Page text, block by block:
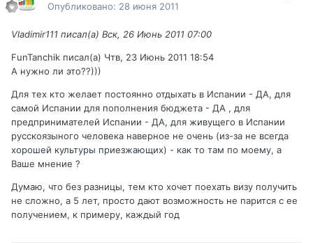
Опубликовано: 28 июня 2011
Vladimir111 писал(а) Вск, 26 Июнь 2011 07:00
FunTanchik писал(а) Чтв, 23 Июнь 2011 18:54
А нужно ли это??)))
Для тех кто желает постоянно отдыхать в Испании - ДА, для
самой Испании для пополнения бюджета - ДА , для
предпринимателей Испании - ДА, для живущего в Испании
русскоязыного человека наверное не очень (из-за не всегда
хорошей культуры приезжающих) - как то там по моему, а
Ваше мнение ?
Думаю, что без разницы, тем кто хочет поехать визу получить
не сложно, а 5 лет, просто дают возможность не парится с ее
получением, к примеру, каждый год